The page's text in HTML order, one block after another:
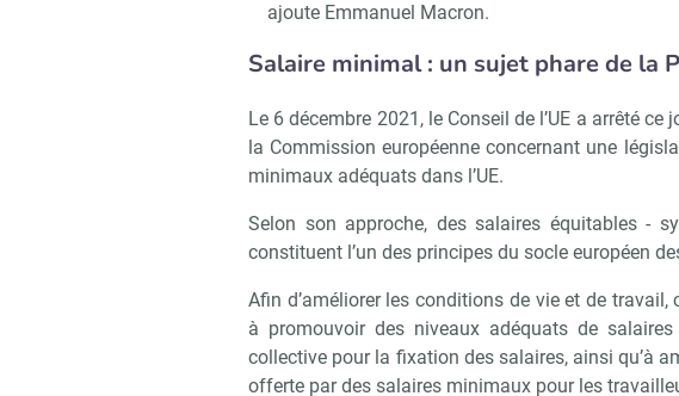
ajoute Emmanuel Macron.
Salaire minimal : un sujet phare de la
Le 6 décembre 2021, le Conseil de l’UE a arrêté
la Commission européenne concernant une
minimaux adéquats dans l’UE.
Selon son approche, des salaires équitables -
constituent l’un des principes du socle européen
Afin d’améliorer les conditions de vie et de
à promouvoir des niveaux adéquats de
collective pour la fixation des salaires, ainsi qu’à
offerte par des salaires minimaux pour les
Recevoir RH
Non